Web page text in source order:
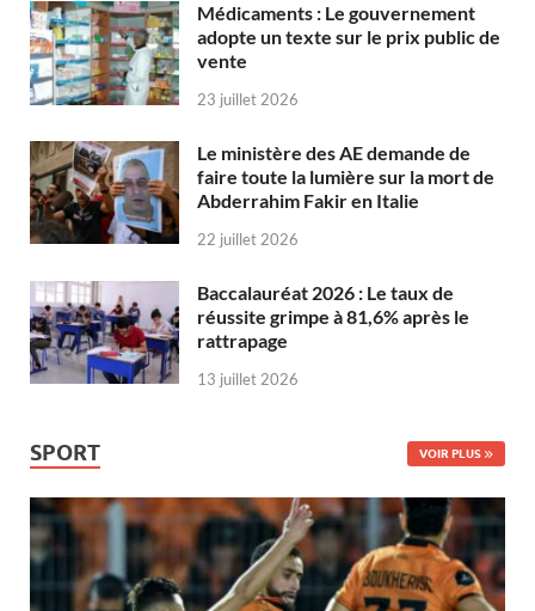
Médicaments : Le gouvernement
adopte un texte sur le prix public de
vente
23 juillet 2026
Le ministère des AE demande de
faire toute la lumière sur la mort de
Abderrahim Fakir en Italie
22 juillet 2026
Baccalauréat 2026 : Le taux de
réussite grimpe à 81,6% après le
rattrapage
13 juillet 2026
SPORT VOIR PLUS